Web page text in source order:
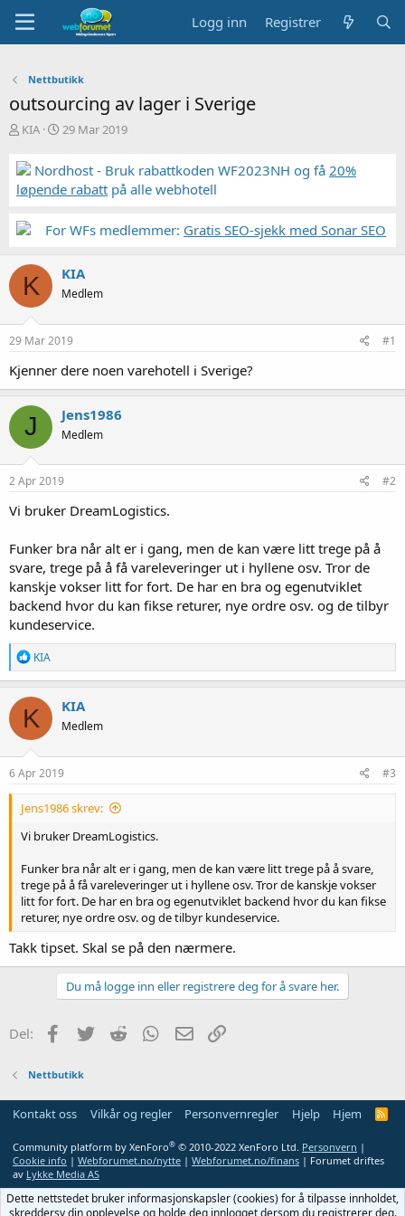
Logg inn Registrer
Nettbutikk
outsourcing av lager i Sverige
T
å
d
s
a
e
r
KIA
S
r
t
a
29 Mar 2019
Nordhost - Bruk rabattkoden WF2023NH og få 20%
løpende rabatt på alle webhotell
For WFs medlemmer: Gratis SEO-sjekk med Sonar SEO
K KIA
Medlem
29 Mar 2019 #1
Kjenner dere noen varehotell i Sverige?
J Jens1986
Medlem
2 Apr 2019 #2
Vi bruker DreamLogistics.
Funker bra når alt er i gang, men de kan være litt trege på å
svare, trege på å få vareleveringer ut i hyllene osv. Tror de
kanskje vokser litt for fort. De har en bra og egenutviklet
backend hvor du kan fikse returer, nye ordre osv. og de tilbyr
kundeservice.
R
e
a
k
s
j
o
n
e
KIA
K KIA
Medlem
6 Apr 2019 #3
Jens1986 skrev:
Vi bruker DreamLogistics.
Funker bra når alt er i gang, men de kan være litt trege på å svare,
trege på å få vareleveringer ut i hyllene osv. Tror de kanskje vokser
litt for fort. De har en bra og egenutviklet backend hvor du kan fikse
returer, nye ordre osv. og de tilbyr kundeservice.
Takk tipset. Skal se på den nærmere.
Du må logge inn eller registrere deg for å svare her.
Del: Facebook
Twitter Reddit WhatsApp
E-post
Nettbutikk
Kontakt oss Vilkår og regler Personvernregler Hjelp Hjem
R
Community platform by XenForo® © 2010-2022 XenForo Ltd. Personvern |
Cookie info | Webforumet.no/nytte | Webforumet.no/finans | Forumet driftes
av Lykke Media AS
Dette nettstedet bruker informasjonskapsler (cookies) for å tilpasse innholdet,
skreddersy din opplevelse og holde deg innlogget dersom du registrerer deg.